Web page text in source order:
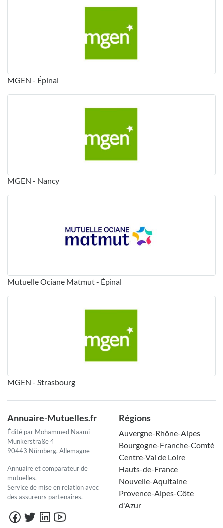
MGEN - Épinal
MGEN - Nancy
Mutuelle Ociane Matmut - Épinal
MGEN - Strasbourg
Annuaire-Mutuelles.fr
Édité par Mohammed Naami
Munkerstraße 4
90443 Nürnberg, Allemagne
Annuaire et comparateur de
mutuelles.
Service de mise en relation avec
des assureurs partenaires.
Régions
Auvergne-Rhône-Alpes
Bourgogne-Franche-Comté
Centre-Val de Loire
Hauts-de-France
Nouvelle-Aquitaine
Provence-Alpes-Côte
d'Azur